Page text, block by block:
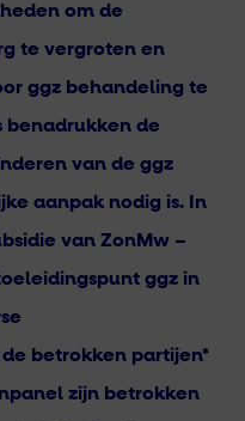
om de
te vergroten en
ggz behandeling te
benadrukken de
van de ggz
aanpak nodig is. In
van ZonMw –
ggz in
betrokken partijen*
zijn betrokken